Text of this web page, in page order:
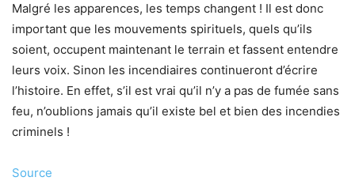
Malgré les apparences, les temps changent ! Il est donc
important que les mouvements spirituels, quels qu’ils
soient, occupent maintenant le terrain et fassent entendre
leurs voix. Sinon les incendiaires continueront d’écrire
l’histoire. En effet, s’il est vrai qu’il n’y a pas de fumée sans
feu, n’oublions jamais qu’il existe bel et bien des incendies
criminels !
Source